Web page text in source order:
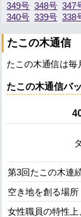
349号 348号 347
340号 339号 338
たこの木通信
たこの木通信は毎
たこの木通信バ
第3回たこの木連
空き地を創る場所
女性職員の特性